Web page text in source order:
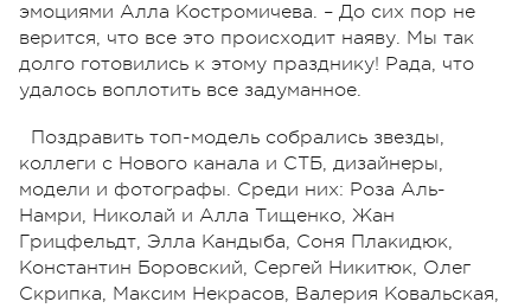
эмоциями Алла Костромичева. – До сих пор не
верится, что все это происходит наяву. Мы так
долго готовились к этому празднику! Рада, что
удалось воплотить все задуманное.
Поздравить топ-модель собрались звезды,
коллеги с Нового канала и СТБ, дизайнеры,
модели и фотографы. Среди них: Роза Аль-
Намри, Николай и Алла Тищенко, Жан
Грицфельдт, Элла Кандыба, Соня Плакидюк,
Константин Боровский, Сергей Никитюк, Олег
Скрипка, Максим Некрасов, Валерия Ковальская,